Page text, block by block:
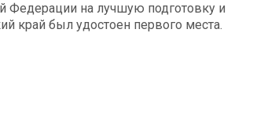
Федерации на лучшую подготовку и
край был удостоен первого места.